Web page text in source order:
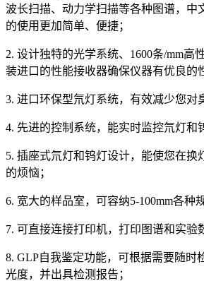
波长扫描、动力学扫描等各种图谱，中
的使用更加简单、便捷；
2. 设计独特的光学系统、1600条/mm高
装进口的性能接收器确保仪器有优良的
3. 进口环保型氘灯系统，有效减少您对
4. 先进的控制系统，能实时监控氘灯和
5. 插座式氘灯和钨灯设计，能使您在换
的烦恼；
6. 宽大的样品室，可容纳5-100mm各种
7. 可直接连接打印机，打印图谱和实验
8. GLP自我鉴定功能，可根据需要随时
光度，并出具检测报告；